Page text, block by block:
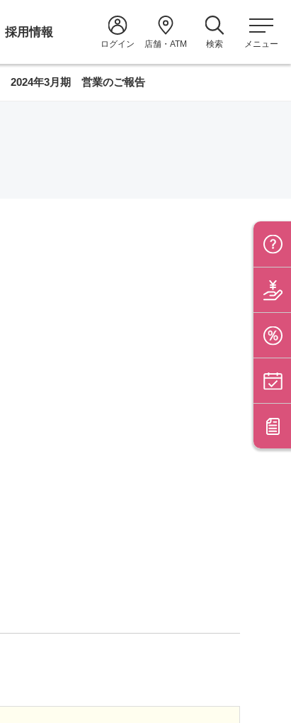
採用情報
ログイン 店舗・ATM 検索 メニュー
2024年3月期 営業のご報告